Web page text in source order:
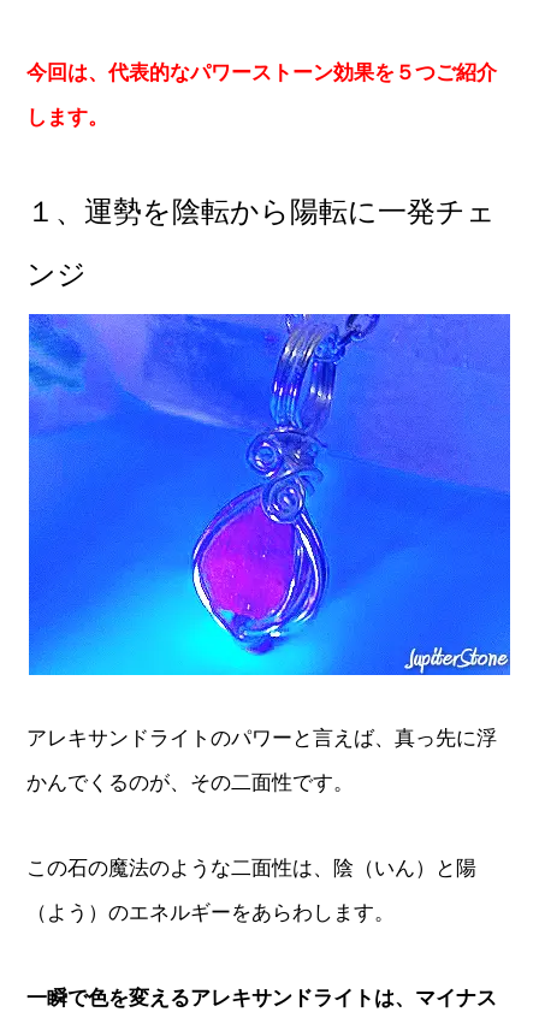
今回は、代表的なパワーストーン効果を５つご紹介
します。
１、運勢を陰転から陽転に一発チェ
ンジ
アレキサンドライトのパワーと言えば、真っ先に浮
かんでくるのが、その二面性です。
この石の魔法のような二面性は、陰（いん）と陽
（よう）のエネルギーをあらわします。
一瞬で色を変えるアレキサンドライトは、マイナス